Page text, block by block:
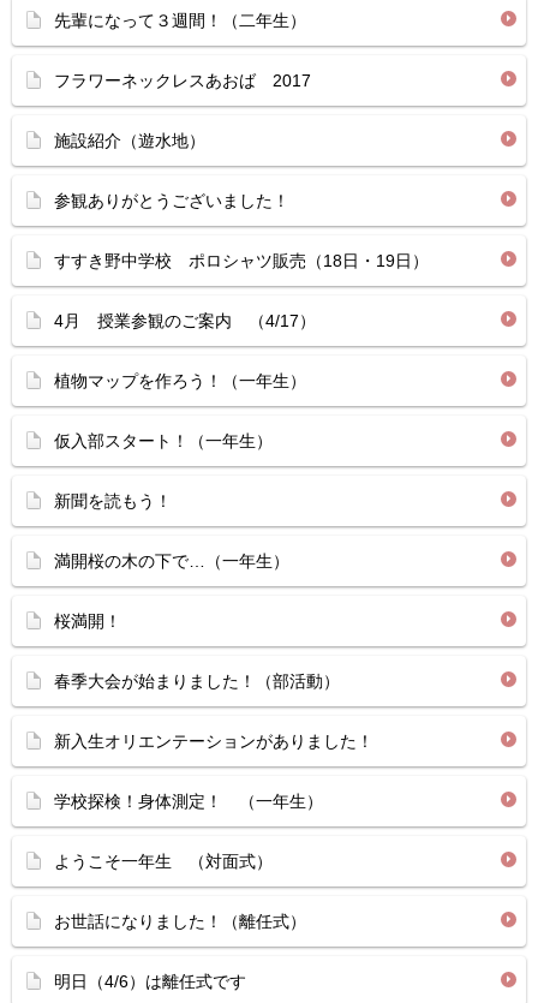
先輩になって３週間！（二年生）
フラワーネックレスあおば 2017
施設紹介（遊水地）
参観ありがとうございました！
すすき野中学校 ポロシャツ販売（18日・19日）
4月 授業参観のご案内 （4/17）
植物マップを作ろう！（一年生）
仮入部スタート！（一年生）
新聞を読もう！
満開桜の木の下で…（一年生）
桜満開！
春季大会が始まりました！（部活動）
新入生オリエンテーションがありました！
学校探検！身体測定！ （一年生）
ようこそ一年生 （対面式）
お世話になりました！（離任式）
明日（4/6）は離任式です